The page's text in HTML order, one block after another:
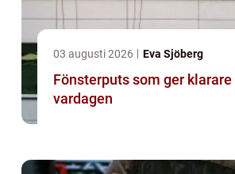
03 augusti 2026 Eva Sjöberg
Fönsterputs som ger
vardagen